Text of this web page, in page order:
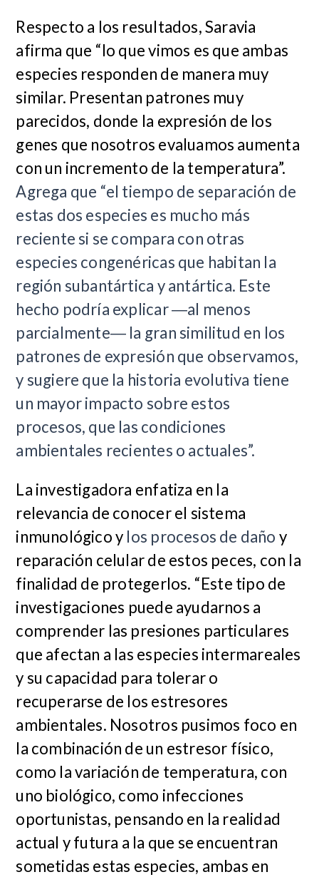
Respecto a los resultados, Saravia
afirma que “lo que vimos es que ambas
especies responden de manera muy
similar. Presentan patrones muy
parecidos, donde la expresión de los
genes que nosotros evaluamos aumenta
con un incremento de la temperatura”.
Agrega que “el tiempo de separación de
estas dos especies es mucho más
reciente si se compara con otras
especies congenéricas que habitan la
región subantártica y antártica. Este
hecho podría explicar ―al menos
parcialmente― la gran similitud en los
patrones de expresión que observamos,
y sugiere que la historia evolutiva tiene
un mayor impacto sobre estos
procesos, que las condiciones
ambientales recientes o actuales”.
La investigadora enfatiza en la
relevancia de conocer el sistema
inmunológico y los procesos de daño y
reparación celular de estos peces, con la
finalidad de protegerlos. “Este tipo de
investigaciones puede ayudarnos a
comprender las presiones particulares
que afectan a las especies intermareales
y su capacidad para tolerar o
recuperarse de los estresores
ambientales. Nosotros pusimos foco en
la combinación de un estresor físico,
como la variación de temperatura, con
uno biológico, como infecciones
oportunistas, pensando en la realidad
actual y futura a la que se encuentran
sometidas estas especies, ambas en